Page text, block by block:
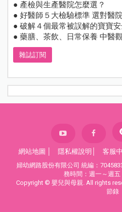
● 產檢與生產醫院怎麼選？
● 好醫師５大檢驗標準 選對醫
● 破解４個最常被誤解的寶寶
● 藥膳、茶飲、日常保養 中醫
雜誌訂閱
網站地圖 隱私權說明 客服
婦幼網路股份有限公司 統編：
務時間：週一～週
Copyright © 嬰兒與母親. All rights
節錄